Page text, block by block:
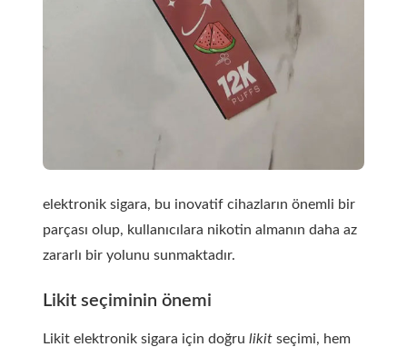
elektronik sigara, bu inovatif cihazların önemli bir
parçası olup, kullanıcılara nikotin almanın daha az
zararlı bir yolunu sunmaktadır.
Likit seçiminin önemi
Likit elektronik sigara için doğru likit seçimi, hem